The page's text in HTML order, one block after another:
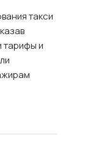
такси
тарифы и